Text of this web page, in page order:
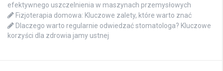
efektywnego uszczelnienia w maszynach przemysłowych
Fizjoterapia domowa: Kluczowe zalety, które warto znać
Dlaczego warto regularnie odwiedzać stomatologa? Kluczowe
korzyści dla zdrowia jamy ustnej